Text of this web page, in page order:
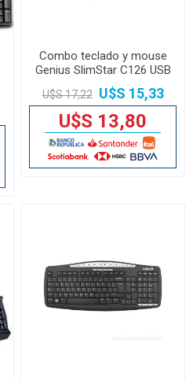
Combo teclado y mouse
Genius SlimStar C126 USB
U$S 17,22 U$S 15,33
U$S 13,80